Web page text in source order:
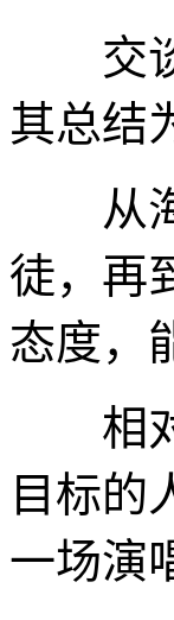
交谈
其总结
从海
徒，再
态度，
相对
目标的
一场演